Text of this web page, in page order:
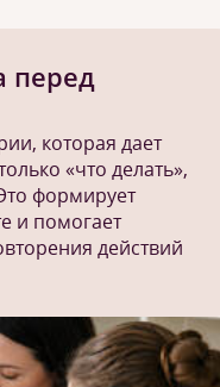
перед
которая дает
«что делать»,
формирует
и помогает
действий